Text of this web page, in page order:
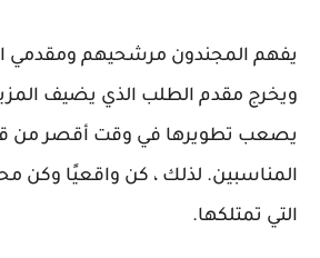
يفهم المجندون مرشحيهم ومقدمي
ويخرج مقدم الطلب الذي يضيف
يصعب تطويرها في وقت أقصر من
المناسبين. لذلك ، كن واقعيًا وكن
التي تمتلكها.